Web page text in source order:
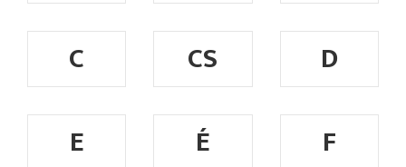
C
CS
D
E
É
F